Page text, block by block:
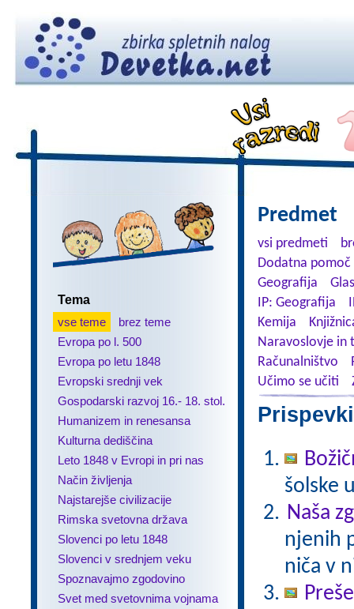
Tema
vse teme
brez teme
Evropa po l. 500
Evropa po letu 1848
Evropski srednji vek
Gospodarski razvoj 16.- 18. stol.
Humanizem in renesansa
Kulturna dediščina
Leto 1848 v Evropi in pri nas
Način življenja
Najstarejše civilizacije
Rimska svetovna država
Slovenci po letu 1848
Slovenci v srednjem veku
Spoznavajmo zgodovino
Svet med svetovnima vojnama
Predmet
vsi predmeti
Dodatna
Geografija
IP: Geografija
Kemija
Naravoslovje in
Računalništvo
Učimo se učiti
šolske
Naša
njenih
niča v